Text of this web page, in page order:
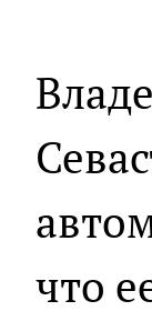
что